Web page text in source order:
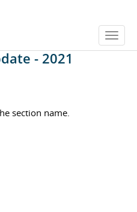
- 2021
section name.